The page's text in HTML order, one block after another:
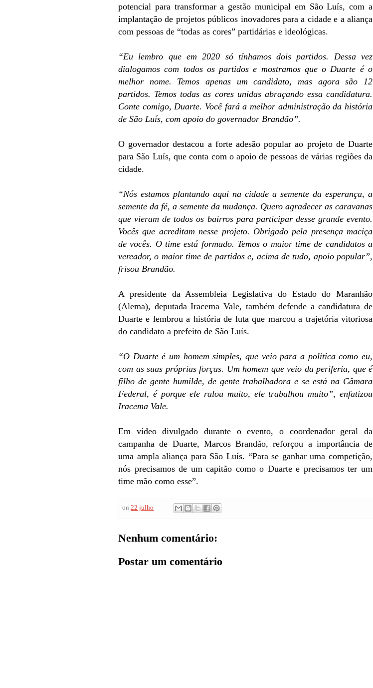
potencial para transformar a gestão municipal em São Luís, com a
implantação de projetos públicos inovadores para a cidade e a aliança
com pessoas de “todas as cores” partidárias e ideológicas.
“Eu lembro que em 2020 só tínhamos dois partidos. Dessa vez
dialogamos com todos os partidos e mostramos que o Duarte é o
melhor nome. Temos apenas um candidato, mas agora são 12
partidos. Temos todas as cores unidas abraçando essa candidatura.
Conte comigo, Duarte. Você fará a melhor administração da história
de São Luís, com apoio do governador Brandão”.
O governador destacou a forte adesão popular ao projeto de Duarte
para São Luís, que conta com o apoio de pessoas de várias regiões da
cidade.
“Nós estamos plantando aqui na cidade a semente da esperança, a
semente da fé, a semente da mudança. Quero agradecer as caravanas
que vieram de todos os bairros para participar desse grande evento.
Vocês que acreditam nesse projeto. Obrigado pela presença maciça
de vocês. O time está formado. Temos o maior time de candidatos a
vereador, o maior time de partidos e, acima de tudo, apoio popular”,
frisou Brandão.
A presidente da Assembleia Legislativa do Estado do Maranhão
(Alema), deputada Iracema Vale, também defende a candidatura de
Duarte e lembrou a história de luta que marcou a trajetória vitoriosa
do candidato a prefeito de São Luís.
“O Duarte é um homem simples, que veio para a política como eu,
com as suas próprias forças. Um homem que veio da periferia, que é
filho de gente humilde, de gente trabalhadora e se está na Câmara
Federal, é porque ele ralou muito, ele trabalhou muito”, enfatizou
Iracema Vale.
Em vídeo divulgado durante o evento, o coordenador geral da
campanha de Duarte, Marcos Brandão, reforçou a importância de
uma ampla aliança para São Luís. “Para se ganhar uma competição,
nós precisamos de um capitão como o Duarte e precisamos ter um
time mão como esse”.
on 22 julho
Nenhum comentário:
Postar um comentário